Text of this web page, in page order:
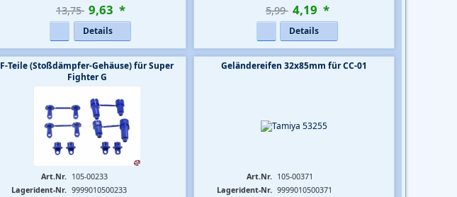
13,75  9,63 *
Details
5,99  4,19 *
Details
F-Teile (Stoßdämpfer-Gehäuse) für Super
Fighter G
Art.Nr. 105-00233
Lagerident-Nr. 9999010500233
Geländereifen 32x85mm für CC-01
Art.Nr. 105-00371
Lagerident-Nr. 9999010500371